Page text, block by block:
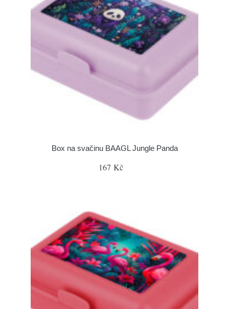
Box na svačinu BAAGL Jungle Panda
167 Kč